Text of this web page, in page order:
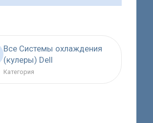
Все Системы охлаждения
(кулеры) Dell
Категория